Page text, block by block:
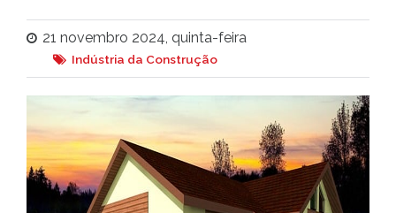
21 novembro 2024, quinta-feira
Indústria da Construção